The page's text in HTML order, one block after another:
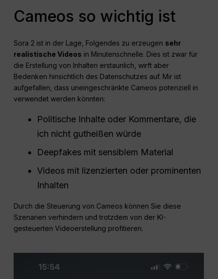
Cameos so wichtig ist
Sora 2 ist in der Lage, Folgendes zu erzeugen sehr
realistische Videos in Minutenschnelle. Dies ist zwar für
die Erstellung von Inhalten erstaunlich, wirft aber
Bedenken hinsichtlich des Datenschutzes auf. Mir ist
aufgefallen, dass uneingeschränkte Cameos potenziell in
verwendet werden könnten:
Politische Inhalte oder Kommentare, die
ich nicht gutheißen würde
Deepfakes mit sensiblem Material
Videos mit lizenzierten oder prominenten
Inhalten
Durch die Steuerung von Cameos können Sie diese
Szenarien verhindern und trotzdem von der KI-
gesteuerten Videoerstellung profitieren.